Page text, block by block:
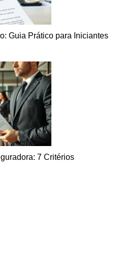
Guia Prático para Iniciantes
7 Critérios